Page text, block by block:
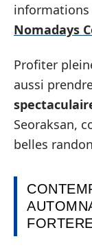
informations
Nomadays
Profiter
aussi
Seoraksan,
belles